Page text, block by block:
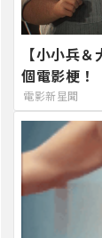
【小小兵
個電影梗！
電影新星聞